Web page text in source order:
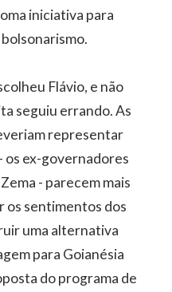
iniciativa para
Flávio, e não
seguiu errando. As
representar
os ex-governadores
- parecem mais
os sentimentos dos
uma alternativa
para Goianésia
do programa de